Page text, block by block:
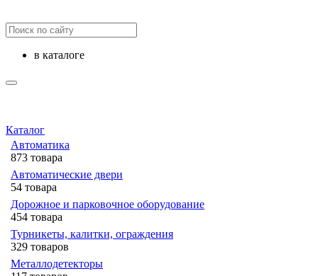
в каталоге
Каталог
Автоматика
873 товара
Автоматические двери
54 товара
Дорожное и парковочное оборудование
454 товара
Турникеты, калитки, ограждения
329 товаров
Металлодетекторы